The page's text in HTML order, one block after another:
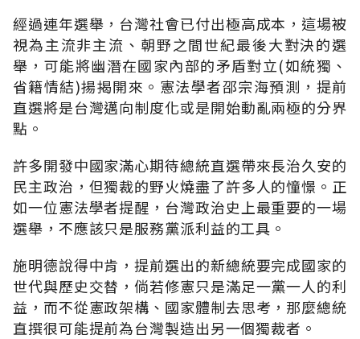
經過連年選舉，台灣社會已付出極高成本，這場被
視為主流非主流、朝野之間世紀最後大對決的選
舉，可能將幽潛在國家內部的矛盾對立(如統獨、
省籍情結)揚揭開來。憲法學者邵宗海預測，提前
直選將是台灣邁向制度化或是開始動亂兩極的分界
點。
許多開發中國家滿心期待總統直選帶來長治久安的
民主政治，但獨裁的野火燒盡了許多人的憧憬。正
如一位憲法學者提醒，台灣政治史上最重要的一場
選舉，不應該只是服務黨派利益的工具。
施明德說得中肯，提前選出的新總統要完成國家的
世代與歷史交替，倘若修憲只是滿足一黨一人的利
益，而不從憲政架構、國家體制去思考，那麼總統
直撰很可能提前為台灣製造出另一個獨裁者。